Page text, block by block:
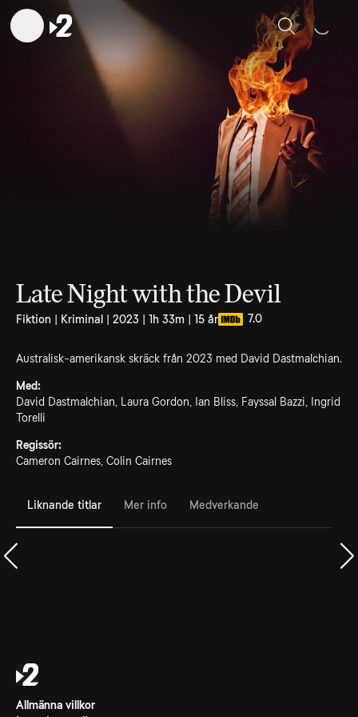
Sök
Late Night with the Devil
Fiktion | Kriminal | 2023 | 1h 33m | 15 år 7.0
Australisk-amerikansk skräck från 2023 med David Dastmalchian.
Med:
David Dastmalchian, Laura Gordon, Ian Bliss, Fayssal Bazzi, Ingrid
Torelli
Regissör:
Cameron Cairnes, Colin Cairnes
Liknande titlar Mer info Medverkande
Allmänna villkor